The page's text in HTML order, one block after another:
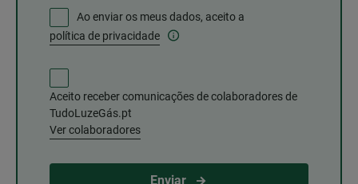
Ao enviar os meus dados, aceito a
política de privacidade
Aceito receber comunicações de colaboradores de
TudoLuzeGás.pt
Ver colaboradores
Enviar